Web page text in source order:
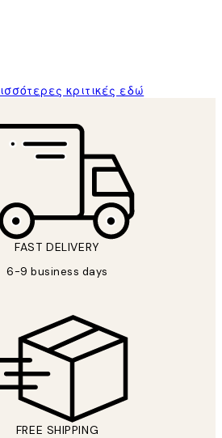
κριτικές εδώ
FAST DELIVERY
6-9 business days
FREE SHIPPING